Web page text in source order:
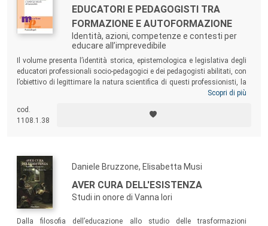
EDUCATORI E PEDAGOGISTI TRA
FORMAZIONE E AUTOFORMAZIONE
Identità, azioni, competenze e contesti per
educare all’imprevedibile
Il volume presenta l’identità storica, epistemologica e legislativa degli
educatori professionali socio-pedagogici e dei pedagogisti abilitati, con
l’obiettivo di legittimare la natura scientifica di questi professionisti, la
formazione e le competenze che avallano la loro professionalità. Un
l’infanzia, pedagogisti in servizio, studenti che desiderano
intraprendere queste professioni, dirigenti dei servizi, nonché
della mediazione.
Scopri di più
cod.
1108.1.38
Daniele Bruzzone, Elisabetta Musi
AVER CURA DELL'ESISTENZA
Studi in onore di Vanna Iori
Dalla filosofia dell’educazione allo studio delle trasformazioni